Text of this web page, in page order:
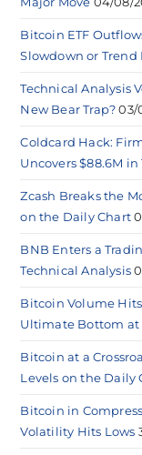
Bitcoin ETF
Slowdown or Trend
Technical Analysis
New Bear Trap? 03/
Coldcard Hack:
Uncovers $88.6M in
Zcash Breaks the
on the Daily Chart
BNB Enters a
Technical Analysis
Bitcoin Volume
Ultimate Bottom at
Bitcoin at a
Levels on the Daily
Bitcoin in
Volatility Hits Lows